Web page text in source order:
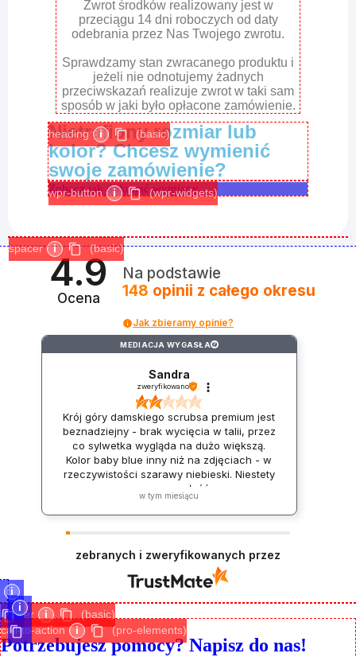
Zwrot środków realizowany jest w
przeciągu 14 dni roboczych od daty
odebrania przez Nas Twojego zwrotu.
Sprawdzamy stan zwracanego produktu i
jeżeli nie odnotujemy żadnych
przeciwskazań realizuje zwrot w taki sam
sposób w jaki było opłacone zamówienie.
Nietrafiony rozmiar lub
kolor? Chcesz wymienić
swoje zamówienie?
heading i (basic)
Zobacz jak dokonać wymiany
wpr-button i (wpr-widgets)
spacer i (basic)
4.9
Ocena
Na podstawie
148 opinii z całego okresu
Jak zbieramy opinie?
MEDIACJA WYGASŁA ?
Sandra
zweryfikowano
Krój góry damskiego scrubsa premium jest
beznadziejny - brak wycięcia w talii, przez
co sylwetka wygląda na dużo większą.
Kolor baby blue inny niż na zdjęciach - w
rzeczywistości szarawy niebieski. Niestety
zwracam całość.
w tym miesiącu
zebranych i zweryfikowanych przez
divider i (basic)
i
Potrzebujesz pomocy? Napisz do nas!
call-to-action i (pro-elements)
i